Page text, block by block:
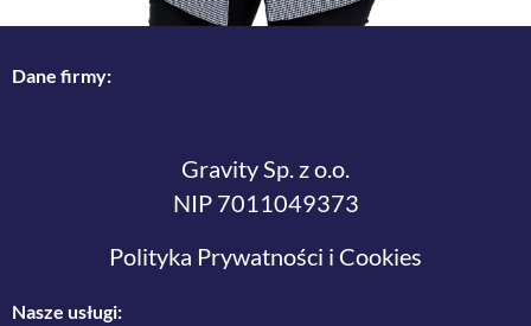
Dane firmy:
Gravity Sp. z o.o.
NIP 7011049373
Polityka Prywatności i Cookies
Nasze usługi: